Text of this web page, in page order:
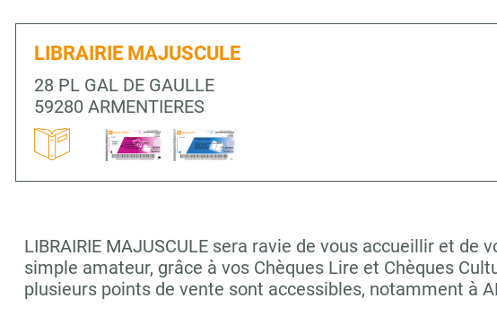
LIBRAIRIE MAJUSCULE
28 PL GAL DE GAULLE
59280 ARMENTIERES
LIBRAIRIE MAJUSCULE sera ravie de vous accueillir et
simple amateur, grâce à vos Chèques Lire et Chèques
plusieurs points de vente sont accessibles, notamment à